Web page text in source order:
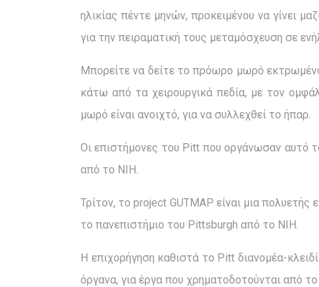
ηλικίας πέντε μηνών, προκειμένου να γίνει
για την πειραματική τους μεταμόσχευση σε
Μπορείτε να δείτε το πρόωρο μωρό
κάτω από τα χειρουργικά πεδία, με τον
μωρό είναι ανοιχτό, για να συλλεχθεί το ήπαρ.
Οι επιστήμονες του Pitt που οργάνωσαν αυτό
από το NIH.
Τρίτον, το project GUTMAP είναι μια
το πανεπιστήμιο του Pittsburgh από το NIH.
H επιχορήγηση καθιστά το Pitt διανομέα-
όργανα, για έργα που χρηματοδοτούνται από